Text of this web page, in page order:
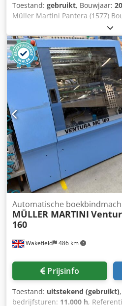
Toestand: gebruikt, Bouwjaar:
Müller Martini Pantera (1577)
Bestaande uit Vergaarmachine
Bouwjaar: 2000 Omschrijving: -
vergaarstations: 12 - ASAC
Exclusief pomp(en) -
binder Garenloosbindmachine
(1577) Bouwjaar: 2008
touchscreen Crjdpfx Aley R Ty
klemmen: 12 - Frees- en
rugbelijming - Premelter voor
POT (2007) - Hotmelt zijlijmwerk -
zijbelijmwerk: Nordson
Trommelomslaginvoerapparaat
Aanpersstation -
Wakefield 486 km
Automatische
MÜLLER MARTINI
160
Prijsinfo
Toestand: uitstekend (gebruikt)
bedrijfsturen: 11.000 h,